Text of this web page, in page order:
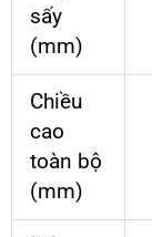
sấy
(mm)
Chiều
cao
toàn bộ
(mm)